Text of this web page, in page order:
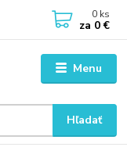
Menu
Hľadať
0 ks
za 0 €